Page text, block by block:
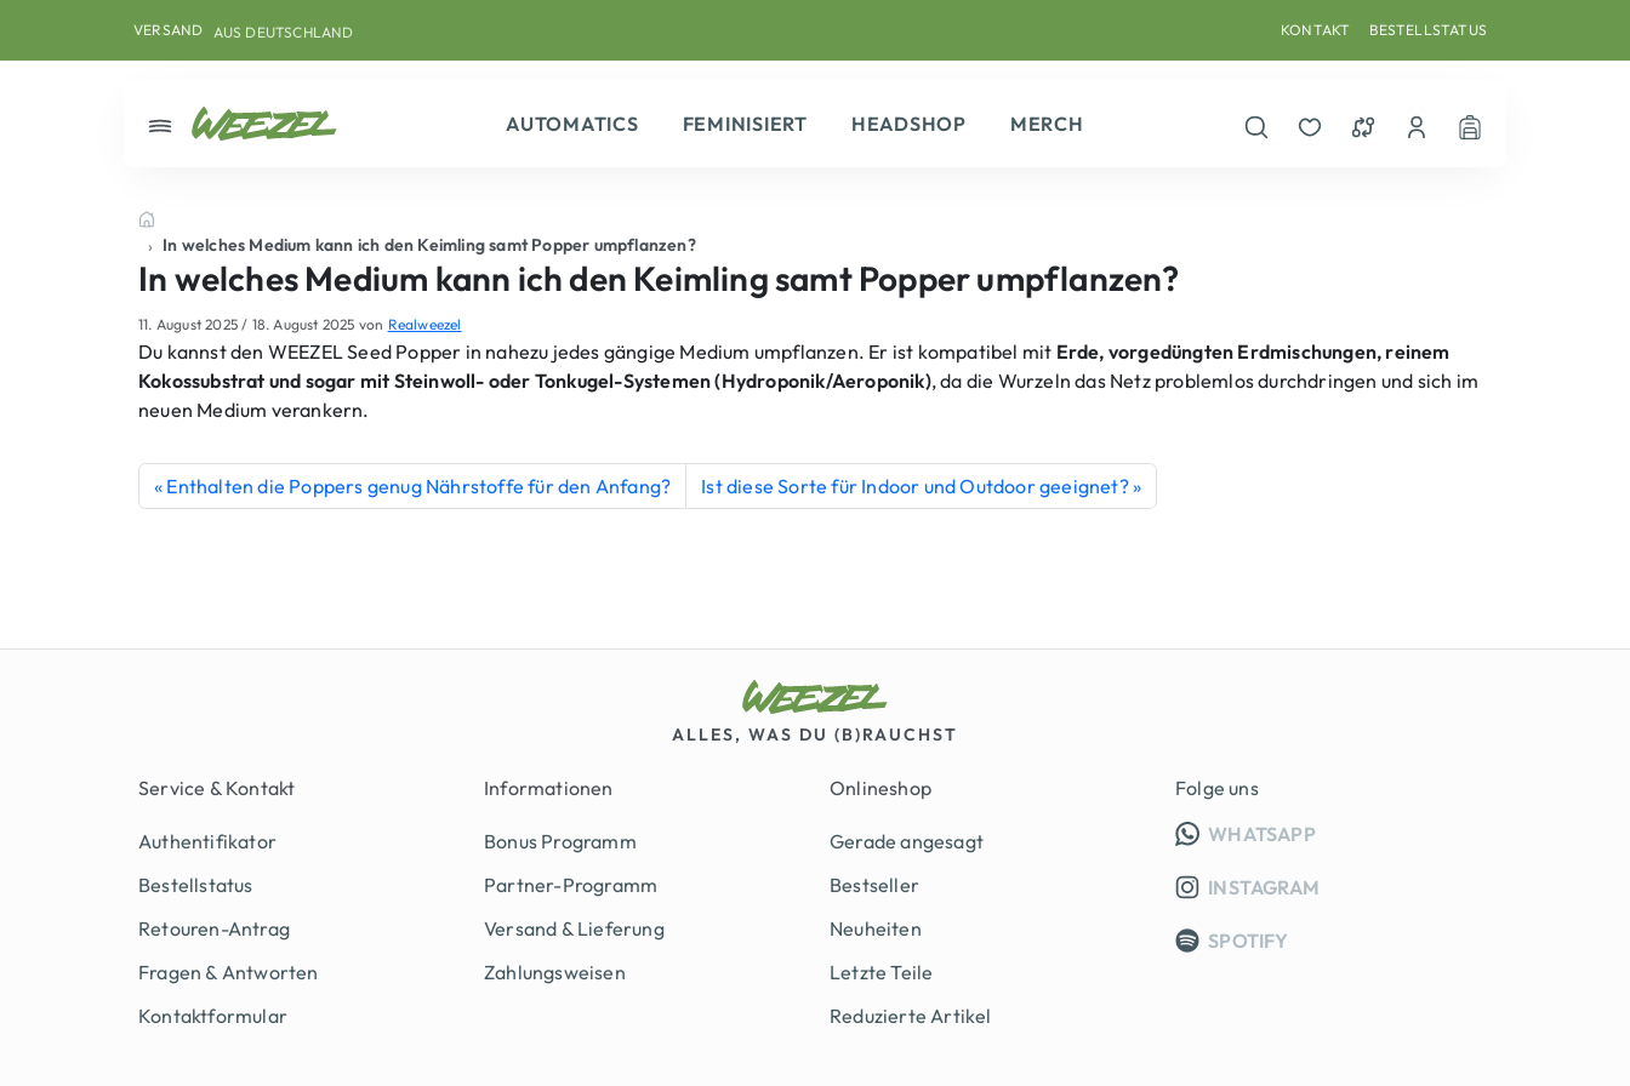
VERSAND AUS DEUTSCHLAND KONTAKT BESTELLSTATUS
AUTOMATICS FEMINISIERT HEADSHOP
MERCH
Startseite
In welches Medium kann ich den Keimling samt Popper umpflanzen?
In welches Medium kann ich den Keimling samt Popper umpflanzen?
11. August 2025 / 18. August 2025 von Realweezel
Du kannst den WEEZEL Seed Popper in nahezu jedes gängige Medium umpflanzen. Er ist kompatibel mit Erde, vorgedüngten Erdmischungen, reinem
Kokossubstrat und sogar mit Steinwoll- oder Tonkugel-Systemen (Hydroponik/Aeroponik), da die Wurzeln das Netz problemlos durchdringen und sich im
neuen Medium verankern.
Enthalten die Poppers genug Nährstoffe für den Anfang? Ist diese Sorte für Indoor und Outdoor geeignet?
ALLES, WAS DU (B)RAUCHST
Service & Kontakt
Authentifikator
Bestellstatus
Retouren-Antrag
Fragen & Antworten
Kontaktformular
Informationen
Bonus Programm
Partner-Programm
Versand & Lieferung
Zahlungsweisen
Onlineshop
Gerade angesagt
Bestseller
Neuheiten
Letzte Teile
Reduzierte Artikel
Folge uns
WHATSAPPINFO GRUPPE (OEFFNET IN
INSTAGRAM
SPOTIFY